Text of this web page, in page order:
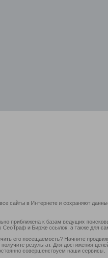
сайты в Интернете и сохраняют
приближена к базам ведущих
и Бирже ссылок, а также для
его посещаемость? Начните
результат. Для достижения
совершенствуем наши сервисы.